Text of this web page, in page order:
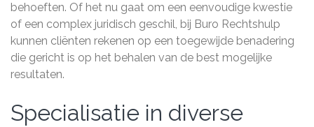
behoeften. Of het nu gaat om een eenvoudige kwestie
of een complex juridisch geschil, bij Buro Rechtshulp
kunnen cliënten rekenen op een toegewijde benadering
die gericht is op het behalen van de best mogelijke
resultaten.
Specialisatie in diverse